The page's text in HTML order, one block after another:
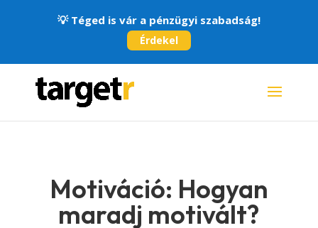
💡 Téged is vár a pénzügyi szabadság!
Érdekel
Motiváció: Hogyan
maradj motivált?